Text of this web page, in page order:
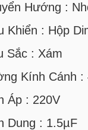
Hướng :
Khiển : Hộp
Sắc : Xám
Kính Cánh :
Áp : 220V
Dung : 1.5µF